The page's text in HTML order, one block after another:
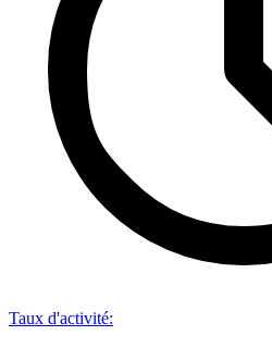
Taux d'activité: